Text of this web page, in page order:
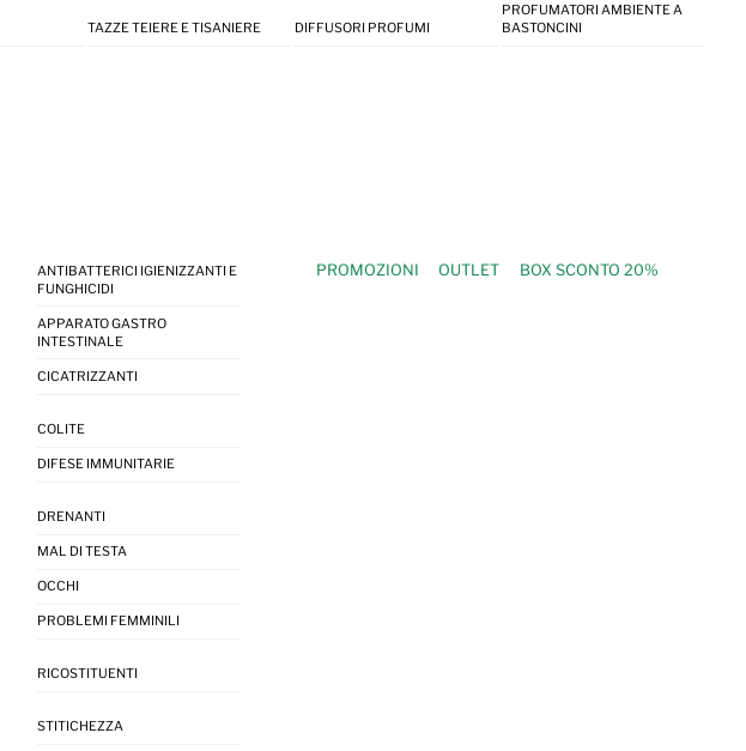
TAZZE TEIERE E TISANIERE DIFFUSORI PROFUMI
PROFUMATORI AMBIENTE A
BASTONCINI
ANTIBATTERICI IGIENIZZANTI E
FUNGHICIDI
APPARATO GASTRO
INTESTINALE
CICATRIZZANTI
COLITE
DIFESE IMMUNITARIE
DRENANTI
MAL DI TESTA
OCCHI
PROBLEMI FEMMINILI
RICOSTITUENTI
STITICHEZZA
PROMOZIONI OUTLET BOX SCONTO 20%